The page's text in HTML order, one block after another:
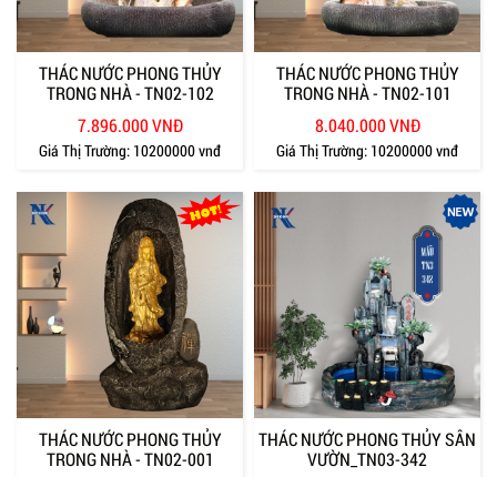
THÁC NƯỚC PHONG THỦY
TRONG NHÀ - TN02-102
7.896.000 VNĐ
Giá Thị Trường: 10200000 vnđ
THÁC NƯỚC PHONG THỦY
TRONG NHÀ - TN02-101
8.040.000 VNĐ
Giá Thị Trường: 10200000 vnđ
THÁC NƯỚC PHONG THỦY
TRONG NHÀ - TN02-001
THÁC NƯỚC PHONG THỦY SÂN
VƯỜN_TN03-342